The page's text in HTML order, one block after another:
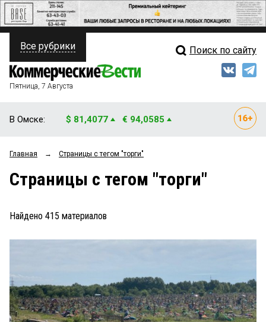
ПОЛИТИКА
ФИНАНСЫ
ОБЩЕСТВО
ЗАКОН
НОВОСТИ КОМПАНИЙ
ПРОИСШЕСТВИЯ
Свежий выпуск
Рейтинги
Все рубрики Поиск по сайту
Пятница, 7 Августа
В Омске: $ 81,4077 € 94,0585
Главная → Страницы c тегом "торги"
Страницы c тегом "торги"
Найдено 415 материалов